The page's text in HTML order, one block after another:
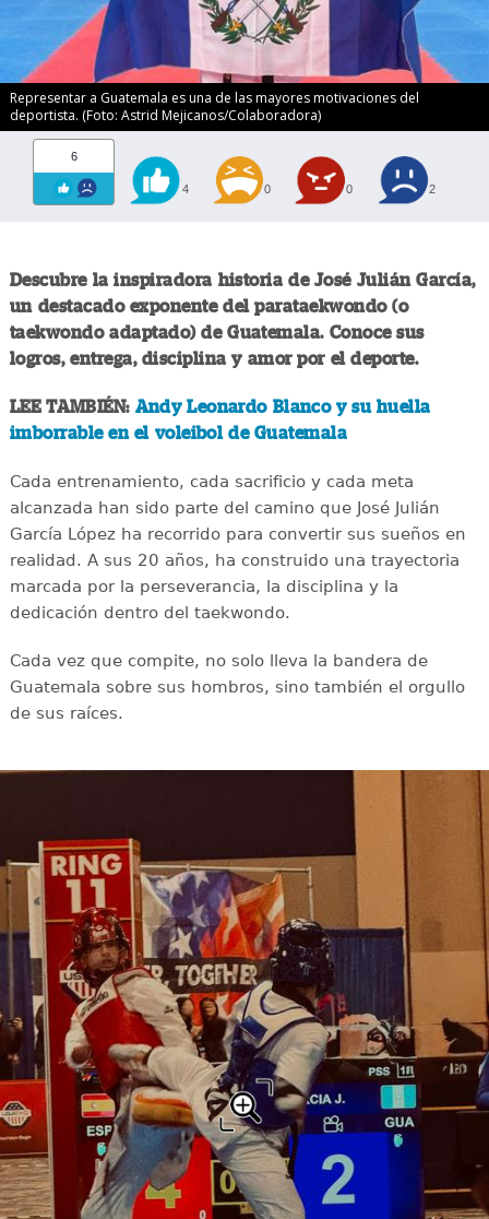
Representar a Guatemala es una de las mayores motivaciones del
deportista. (Foto: Astrid Mejicanos/Colaboradora)
6
4 0 0 2
Descubre la inspiradora historia de José Julián García,
un destacado exponente del parataekwondo (o
taekwondo adaptado) de Guatemala. Conoce sus
logros, entrega, disciplina y amor por el deporte.
LEE TAMBIÉN: Andy Leonardo Blanco y su huella
imborrable en el voleibol de Guatemala
Cada entrenamiento, cada sacrificio y cada meta
alcanzada han sido parte del camino que José Julián
García López ha recorrido para convertir sus sueños en
realidad. A sus 20 años, ha construido una trayectoria
marcada por la perseverancia, la disciplina y la
dedicación dentro del taekwondo.
Cada vez que compite, no solo lleva la bandera de
Guatemala sobre sus hombros, sino también el orgullo
de sus raíces.